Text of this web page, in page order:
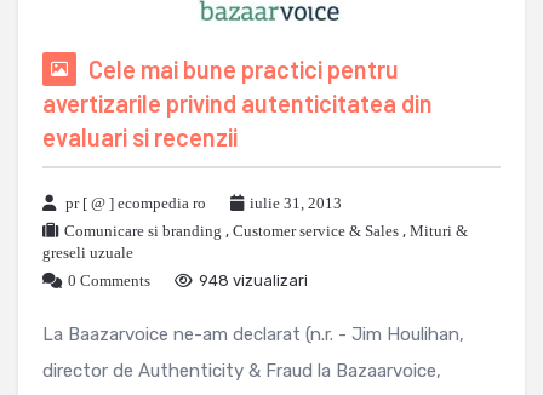
Cele mai bune practici pentru
avertizarile privind autenticitatea din
evaluari si recenzii
pr [ @ ] ecompedia ro
iulie 31, 2013
Comunicare si branding , Customer service & Sales , Mituri &
greseli uzuale
0 Comments
948 vizualizari
La Baazarvoice ne-am declarat (n.r. - Jim Houlihan,
director de Authenticity & Fraud la Bazaarvoice,